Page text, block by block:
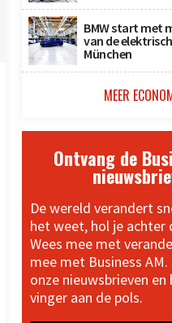
BMW start met
van de
München
MEER
Ontvang de
De wereld verandert
het weet, hol je achter
Wees mee met
mee met Business
onze nieuwsbrieven en
vinger aan de pols.